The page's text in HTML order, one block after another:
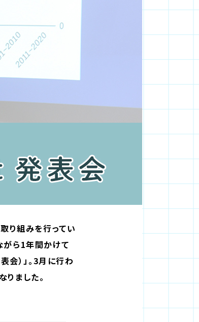
り組みを行ってい
がら1年間かけて
）」。3月に行わ
ました。